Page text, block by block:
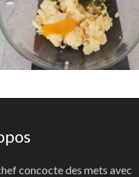
concocte des mets avec